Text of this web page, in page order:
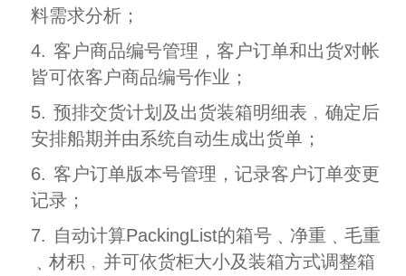
料需求分析；
4. 客户商品编号管理，客户订单和出货对帐
皆可依客户商品编号作业；
5. 预排交货计划及出货装箱明细表﹐确定后
安排船期并由系统自动生成出货单；
6. 客户订单版本号管理，记录客户订单变更
记录；
7. 自动计算PackingList的箱号﹑净重﹑毛重
﹑材积﹐并可依货柜大小及装箱方式调整箱